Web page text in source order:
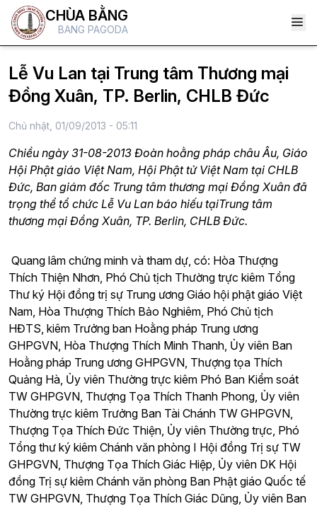
CHÙA BẰNG
BANG PAGODA
Lễ Vu Lan tại Trung tâm Thương mại
Đồng Xuân, TP. Berlin, CHLB Đức
Chủ nhật, 01/09/2013 - 05:11
Chiều ngày 31-08-2013 Đoàn hoằng pháp châu Âu, Giáo
Hội Phật giáo Việt Nam, Hội Phật tử Việt Nam tại CHLB
Đức, Ban giám đốc Trung tâm thương mại Đồng Xuân đã
trọng thể tổ chức Lễ Vu Lan báo hiếu tạiTrung tâm
thương mại Đồng Xuân, TP. Berlin, CHLB Đức.
Quang lâm chứng minh và tham dự, có: Hòa Thượng
Thích Thiện Nhơn, Phó Chủ tịch Thường trực kiêm Tổng
Thư ký Hội đồng trị sự Trung ương Giáo hội phật giáo Việt
Nam, Hòa Thượng Thích Bảo Nghiêm, Phó Chủ tịch
HĐTS, kiêm Trưởng ban Hoằng pháp Trung ương
GHPGVN, Hòa Thượng Thích Minh Thanh, Ủy viên Ban
Hoằng pháp Trung ương GHPGVN, Thượng tọa Thích
Quảng Hà, Ủy viên Thường trực kiêm Phó Ban Kiểm soát
TW GHPGVN, Thượng Tọa Thích Thanh Phong, Ủy viên
Thường trực kiêm Trưởng Ban Tài Chánh TW GHPGVN,
Thượng Tọa Thích Đức Thiện, Ủy viên Thường trực, Phó
Tổng thư ký kiêm Chánh văn phòng I Hội đồng Trị sự TW
GHPGVN, Thượng Tọa Thích Giác Hiệp, Ủy viên DK Hội
đồng Trị sự kiêm Chánh văn phòng Ban Phật giáo Quốc tế
TW GHPGVN, Thượng Tọa Thích Giác Dũng, Ủy viên Ban